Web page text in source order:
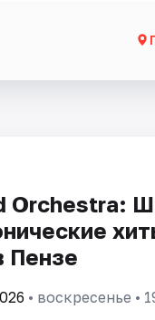
Orchestra:
Пензе
• воскресенье •